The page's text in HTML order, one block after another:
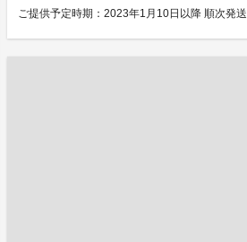
ご提供予定時期：2023年1月10日以降 順次発送